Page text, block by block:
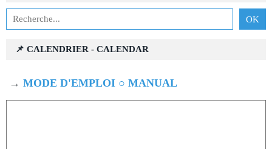
📌 CALENDRIER - CALENDAR
→ MODE D'EMPLOI ○ MANUAL